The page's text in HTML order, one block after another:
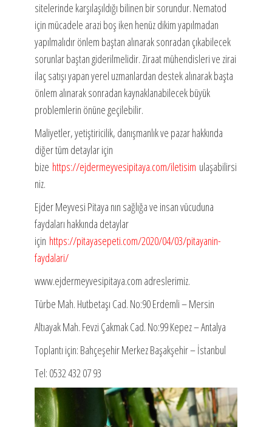
sitelerinde karşılaşıldığı bilinen bir sorundur. Nematod
için mücadele arazi boş iken henüz dikim yapılmadan
yapılmalıdır önlem baştan alınarak sonradan çıkabilecek
sorunlar baştan giderilmelidir. Ziraat mühendisleri ve zirai
ilaç satışı yapan yerel uzmanlardan destek alınarak başta
önlem alınarak sonradan kaynaklanabilecek büyük
problemlerin önüne geçilebilir.
Maliyetler, yetiştiricilik, danışmanlık ve pazar hakkında
diğer tüm detaylar için
bize https://ejdermeyvesipitaya.com/iletisim ulaşabilirsi
niz.
Ejder Meyvesi Pitaya nın sağlığa ve insan vücuduna
faydaları hakkında detaylar
için https://pitayasepeti.com/2020/04/03/pitayanin-
faydalari/
www.ejdermeyvesipitaya.com adreslerimiz.
Türbe Mah. Hutbetaşı Cad. No:90 Erdemli – Mersin
Altıayak Mah. Fevzi Çakmak Cad. No:99 Kepez – Antalya
Toplantı için: Bahçeşehir Merkez Başakşehir – İstanbul
Tel: 0532 432 07 93